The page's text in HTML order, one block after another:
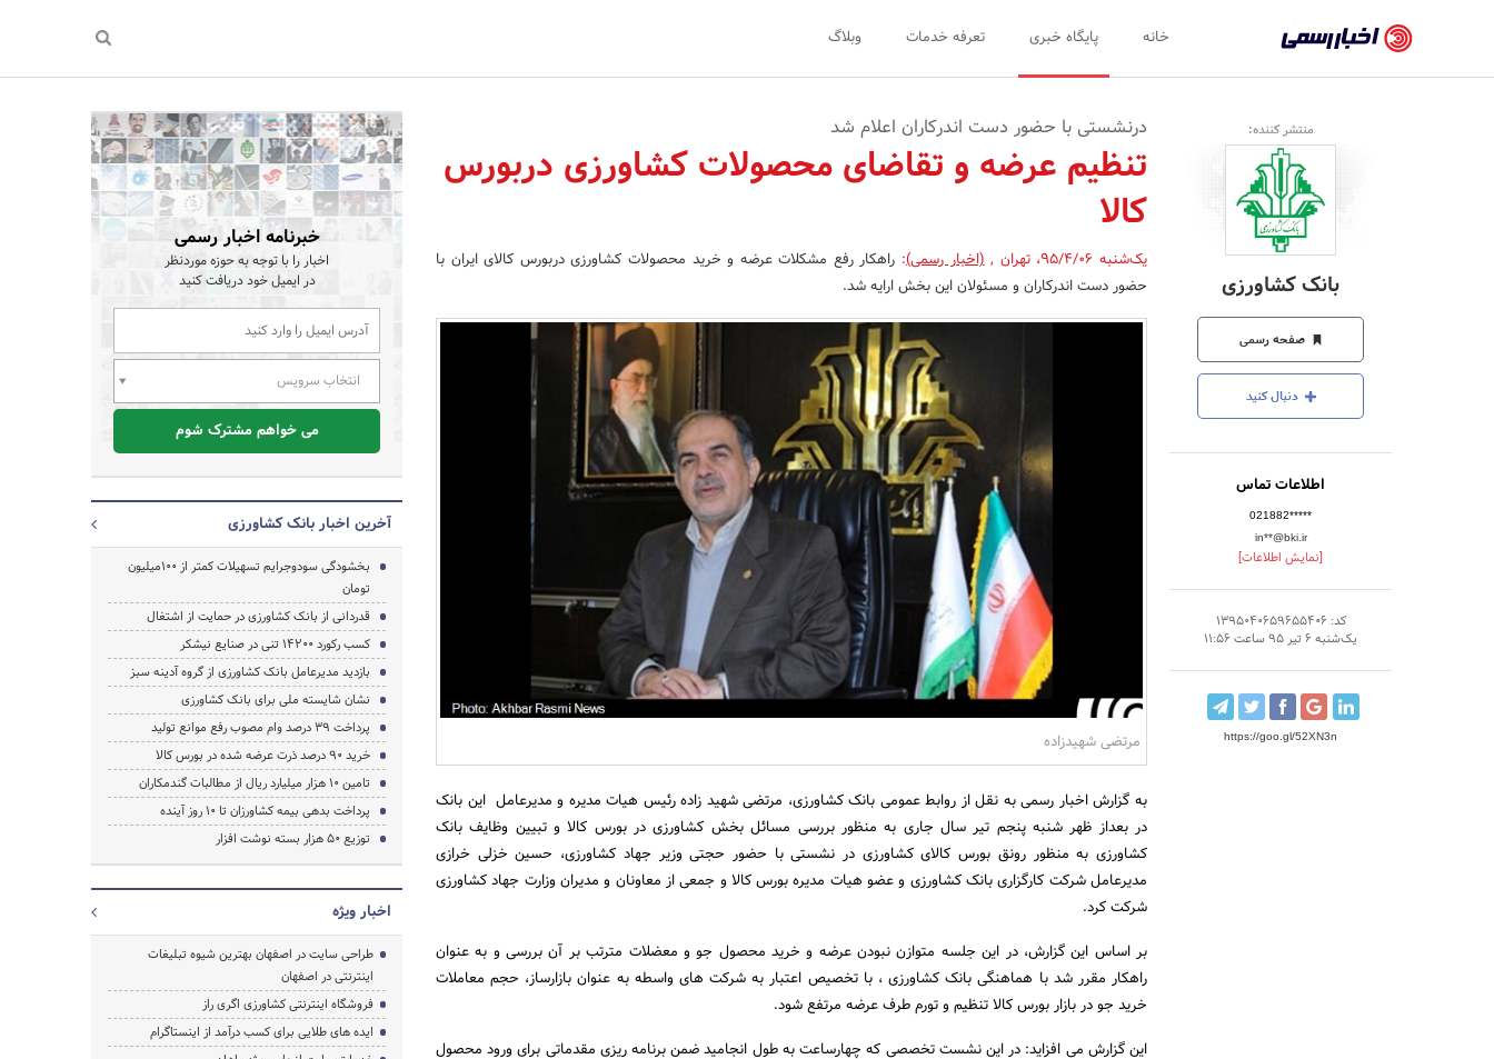
رسمی
-
اخبار
تایید
شده
شرکت‌ها،
سازمان‌ها
و
روابط
عمومی‌ها
خانه پایگاه خبری تعرفه خدمات وبلاگ
منتشر کننده:
بانک کشاورزی
صفحه رسمی
دنبال کنید
اطلاعات تماس
021882*****
in**@bki.ir
[نمایش اطلاعات]
کد: 1395040659655406
یک‌شنبه 6 تیر 95 ساعت 11:56
https://goo.gl/52XN3n
درنشستی با حضور دست اندرکاران اعلام شد
تنظیم عرضه و تقاضای محصولات کشاورزی دربورس
کالا
یک‌شنبه 95/4/06 ،تهران ,(اخبار رسمی): راهکار رفع مشکلات عرضه و خرید محصولات کشاورزی دربورس کالای ایران با
حضور دست اندرکاران و مسئولان این بخش ارایه شد.
مرتضی شهیدزاده
به گزارش اخبار رسمی به نقل از روابط عمومی بانک کشاورزی، مرتضی شهید زاده رئیس هیات مدیره و مدیرعامل این بانک
در بعداز ظهر شنبه پنجم تیر سال جاری به منظور بررسی مسائل بخش کشاورزی در بورس کالا و تبیین وظایف بانک
کشاورزی به منظور رونق بورس کالای کشاورزی در نشستی با حضور حجتی وزیر جهاد کشاورزی، حسین خزلی خرازی
مدیرعامل شرکت کارگزاری بانک کشاورزی و عضو هیات مدیره بورس کالا و جمعی از معاونان و مدیران وزارت جهاد کشاورزی
شرکت کرد.
بر اساس این گزارش، در این جلسه متوازن نبودن عرضه و خرید محصول جو و معضلات مترتب بر آن بررسی و به عنوان
راهکار مقرر شد با هماهنگی بانک کشاورزی ، با تخصیص اعتبار به شرکت های واسطه به عنوان بازارساز، حجم معاملات
خرید جو در بازار بورس کالا تنظیم و تورم طرف عرضه مرتفع شود.
این گزارش می افزاید: در این نشست تخصصی که چهارساعت به طول انجامید ضمن برنامه ریزی مقدماتی برای ورود محصول
خبرنامه اخبار رسمی
اخبار را با توجه به حوزه موردنظر
در ایمیل خود دریافت کنید
انتخاب سرویس
می خواهم مشترک شوم
آخرین اخبار بانک کشاورزی
بخشودگی سودوجرایم تسهیلات کمتر از ۱۰۰میلیون
تومان
قدردانی از بانک کشاورزی در حمایت از اشتغال
کسب رکورد 14200 تنی در صنایع نیشکر
بازدید مدیرعامل بانک کشاورزی از گروه آدینه سبز
نشان شایسته ملی برای بانک کشاورزی
پرداخت 39 درصد وام مصوب رفع موانع تولید
خرید 90 درصد ذرت عرضه شده در بورس کالا
تامین 10 هزار میلیارد ریال از مطالبات گندمکاران
پرداخت بدهی بیمه کشاورزان تا 10 روز آینده
توزیع 50 هزار بسته نوشت افزار
اخبار ویژه
طراحی سایت در اصفهان بهترین شیوه تبلیغات
اینترنتی در اصفهان
فروشگاه اینترنتی کشاورزی اگری راز
ایده های طلایی برای کسب درآمد از اینستاگرام